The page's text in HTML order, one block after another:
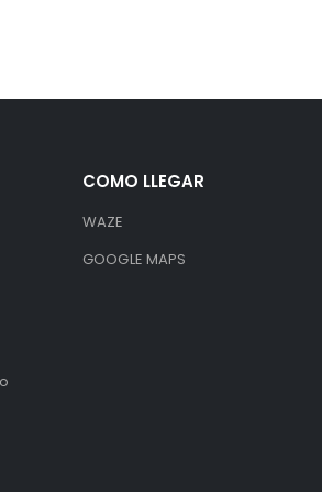
COMO LLEGAR
WAZE
GOOGLE MAPS